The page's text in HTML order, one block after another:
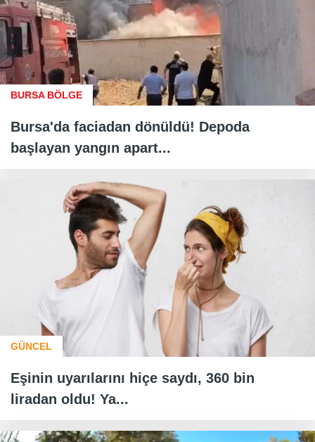
BURSA BÖLGE
Bursa'da faciadan dönüldü! Depoda
başlayan yangın apart...
GÜNCEL
Eşinin uyarılarını hiçe saydı, 360 bin
liradan oldu! Ya...